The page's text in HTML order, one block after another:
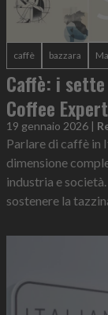
caffè bazzara
Caffè: i
Coffee
19 gennaio 2026 |
Parlare di caffè in
dimensione
industria e
sostenere la